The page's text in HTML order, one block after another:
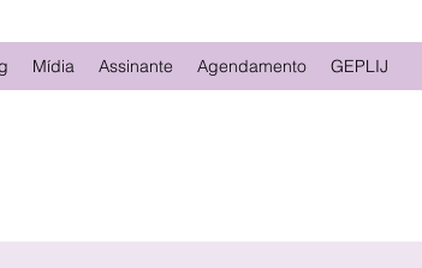
Mídia Assinante Agendamento GEPLIJ